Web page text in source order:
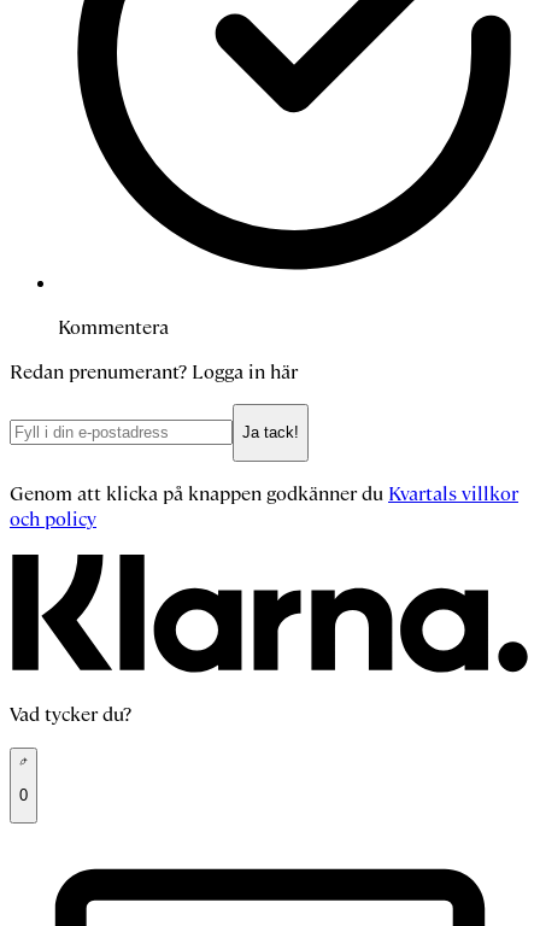
Kommentera
Redan prenumerant? Logga in här
Ja tack!
Genom att klicka på knappen godkänner du Kvartals villkor
och policy
Vad tycker du?
0